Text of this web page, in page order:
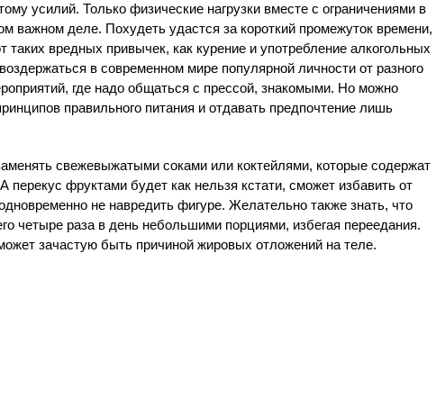
усилий. Только физические нагрузки вместе с ограничениями в
важном деле. Похудеть удастся за короткий промежуток времени,
таких вредных привычек, как курение и употребление алкогольных
в современном мире популярной личности от разного
где надо общаться с прессой, знакомыми. Но можно
правильного питания и отдавать предпочтение лишь
свежевыжатыми соками или коктейлями, которые содержат
перекус фруктами будет как нельзя кстати, сможет избавить от
не навредить фигуре. Желательно также знать, что
четыре раза в день небольшими порциями, избегая переедания.
зачастую быть причиной жировых отложений на теле.